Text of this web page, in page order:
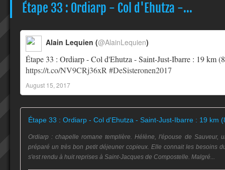
Étape 33 : Ordiarp - Col d'Ehutza -...
Étape 33 : Ordiarp - Col d'Ehutza - Saint-Just-Ibarre : 19 km
https://t.co/NV9CRj36xR #DeSisteronen2017
Alain Lequien (@AlainLequien)
August 15, 2017
Ordiarp : chapelle romane templière. Hélène, l'épouse de Sauveur,
préparé un très bon petit déjeuner copieux. Elle connait les besoins
s'est rendu à huit reprises à Saint-Jacques de Compostelle. Malgré...